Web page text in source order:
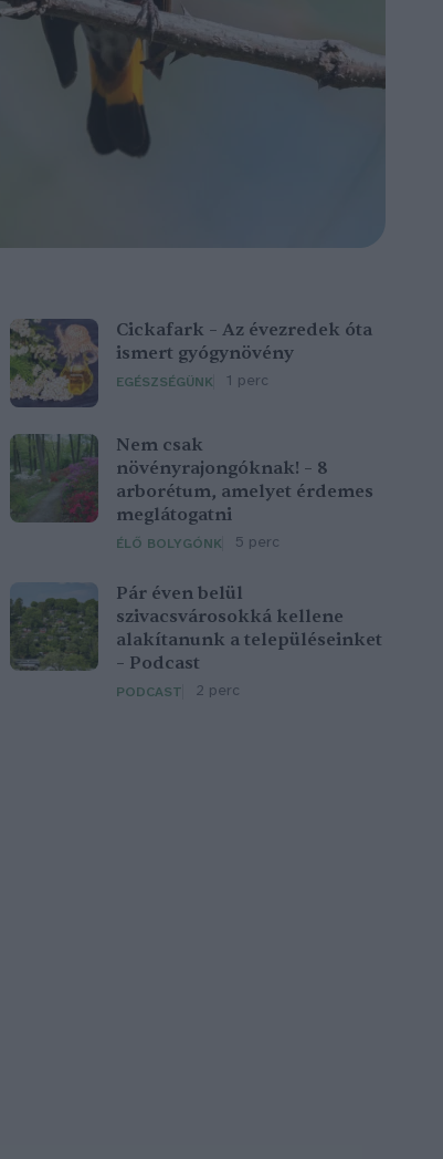
Cickafark – Az évezredek óta
ismert gyógynövény
EGÉSZSÉGÜNK 1 perc
Nem csak
növényrajongóknak! – 8
arborétum, amelyet érdemes
meglátogatni
ÉLŐ BOLYGÓNK 5 perc
Pár éven belül
szivacsvárosokká kellene
alakítanunk a településeinket
– Podcast
PODCAST 2 perc